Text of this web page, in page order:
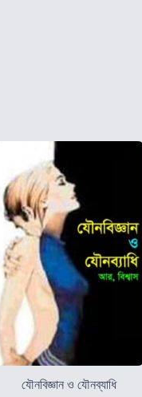
যৌনবিজ্ঞান ও যৌনব্যাধি